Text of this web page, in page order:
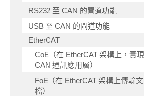
RS232 至 CAN 的閘道功能
USB 至 CAN 的閘道功能
EtherCAT
CoE（在 EtherCAT 架構上，實現
CAN 通訊應用層）
FoE（在 EtherCAT 架構上傳輸文
檔）